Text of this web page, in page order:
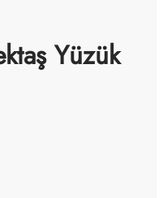
Yüzük